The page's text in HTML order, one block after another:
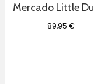
Mercado Little
89,95 €